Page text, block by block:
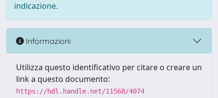
indicazione.
Informazioni
Utilizza questo identificativo per citare o creare un
link a questo documento:
https://hdl.handle.net/11568/4074